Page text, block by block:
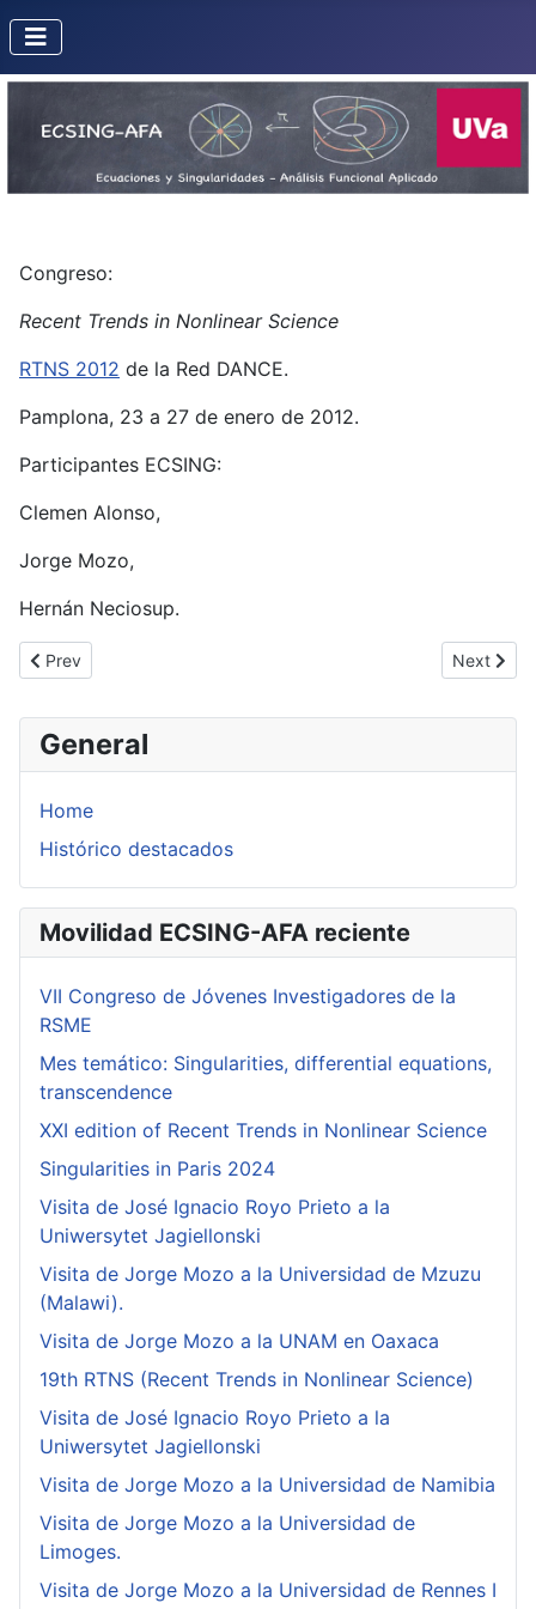
General
Home
Histórico destacados
Movilidad ECSING-AFA reciente
VII Congreso de Jóvenes Investigadores de la
RSME
Mes temático: Singularities, differential equations,
transcendence
XXI edition of Recent Trends in Nonlinear Science
Singularities in Paris 2024
Visita de José Ignacio Royo Prieto a la
Uniwersytet Jagiellonski
Visita de Jorge Mozo a la Universidad de Mzuzu
(Malawi).
Visita de Jorge Mozo a la UNAM en Oaxaca
19th RTNS (Recent Trends in Nonlinear Science)
Visita de José Ignacio Royo Prieto a la
Uniwersytet Jagiellonski
Visita de Jorge Mozo a la Universidad de Namibia
Visita de Jorge Mozo a la Universidad de
Limoges.
Visita de Jorge Mozo a la Universidad de Rennes I
Congreso:
Recent Trends in Nonlinear Science
RTNS 2012 de la Red DANCE.
Pamplona, 23 a 27 de enero de 2012.
Participantes ECSING:
Clemen Alonso,
Jorge Mozo,
Hernán Neciosup.
Previous article: FELIM 2012 (Limoges. 2 participantes)
Prev Next
Next